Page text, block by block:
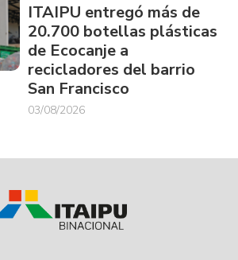
ITAIPU entregó más de
20.700 botellas plásticas
de Ecocanje a
recicladores del barrio
San Francisco
03/08/2026